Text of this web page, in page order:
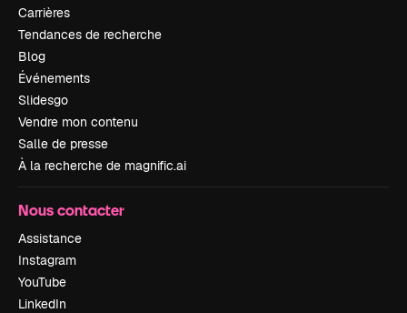
Carrières
Tendances de recherche
Blog
Événements
Slidesgo
Vendre mon contenu
Salle de presse
À la recherche de magnific.ai
Nous contacter
Assistance
Instagram
YouTube
LinkedIn